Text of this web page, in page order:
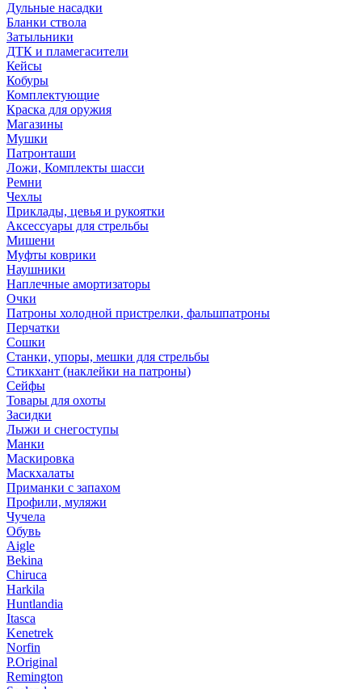
Дульные насадки
Бланки ствола
Затыльники
ДТК и пламегасители
Кейсы
Кобуры
Комплектующие
Краска для оружия
Магазины
Мушки
Патронташи
Ложи, Комплекты шасси
Ремни
Чехлы
Приклады, цевья и рукоятки
Аксессуары для стрельбы
Мишени
Муфты коврики
Наушники
Наплечные амортизаторы
Очки
Патроны холодной пристрелки, фальшпатроны
Перчатки
Сошки
Станки, упоры, мешки для стрельбы
Стикхант (наклейки на патроны)
Сейфы
Товары для охоты
Засидки
Лыжи и снегоступы
Манки
Маскировка
Маскхалаты
Приманки с запахом
Профили, муляжи
Чучела
Обувь
Aigle
Bekina
Chiruсa
Harkila
Huntlandia
Itasca
Kenetrek
Norfin
P.Original
Remington